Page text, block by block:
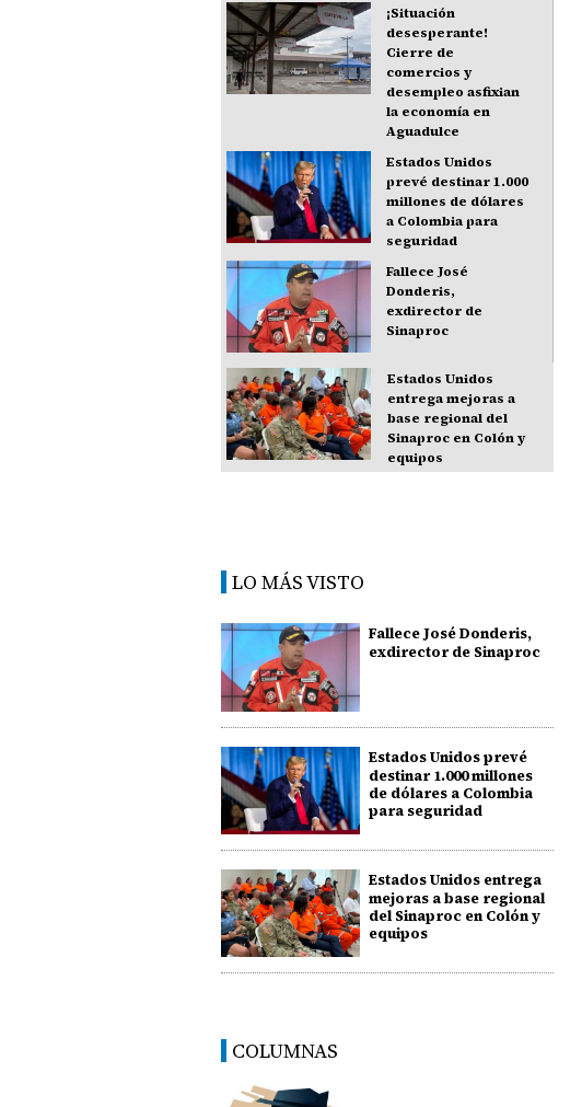
¡Situación
desesperante!
Cierre de
comercios y
desempleo asfixian
la economía en
Aguadulce
Estados Unidos
prevé destinar 1.000
millones de dólares
a Colombia para
seguridad
Fallece José
Donderis,
exdirector de
Sinaproc
Estados Unidos
entrega mejoras a
base regional del
Sinaproc en Colón y
equipos
LO MÁS VISTO
Fallece José Donderis,
exdirector de Sinaproc
Estados Unidos prevé
destinar 1.000 millones
de dólares a Colombia
para seguridad
Estados Unidos entrega
mejoras a base regional
del Sinaproc en Colón y
equipos
COLUMNAS